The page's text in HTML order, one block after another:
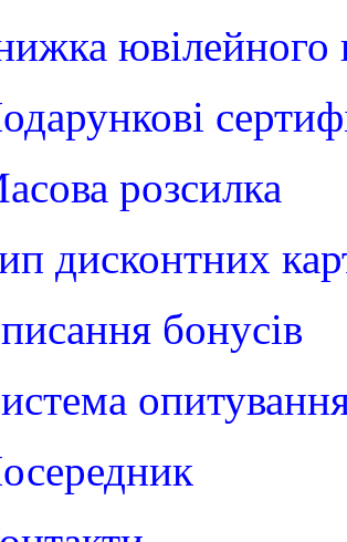
ювілейного
розсилка
дисконтних
бонусів
опитування